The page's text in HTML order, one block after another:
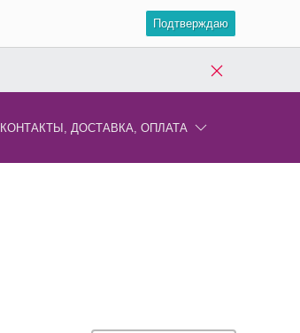
Подтверждаю
КОНТАКТЫ, ДОСТАВКА, ОПЛАТА